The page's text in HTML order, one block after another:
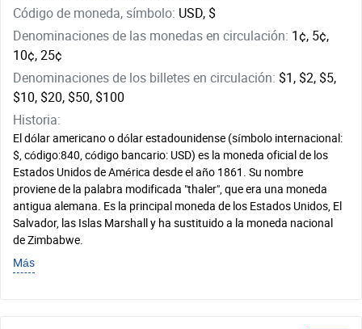
Código de moneda, símbolo: USD, $
Denominaciones de las monedas en circulación: 1¢, 5¢,
10¢, 25¢
Denominaciones de los billetes en circulación: $1, $2, $5,
$10, $20, $50, $100
Historia:
El dólar americano o dólar estadounidense (símbolo internacional:
$, código:840, código bancario: USD) es la moneda oficial de los
Estados Unidos de América desde el año 1861. Su nombre
proviene de la palabra modificada "thaler", que era una moneda
antigua alemana. Es la principal moneda de los Estados Unidos, El
Salvador, las Islas Marshall y ha sustituido a la moneda nacional
de Zimbabwe.
Más